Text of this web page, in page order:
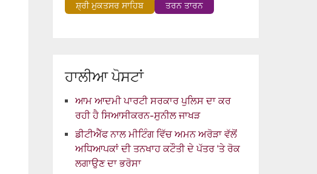
ਸ਼੍ਰੀ ਮੁਕਤਸਰ ਸਾਹਿਬ
ਤਰਨ ਤਾਰਨ
ਹਾਲੀਆ ਪੋਸਟਾਂ
ਆਮ ਆਦਮੀ ਪਾਰਟੀ ਸਰਕਾਰ ਪੁਲਿਸ ਦਾ ਕਰ
ਰਹੀ ਹੈ ਸਿਆਸੀਕਰਨ-ਸੁਨੀਲ ਜਾਖੜ
ਡੀਟੀਐੱਫ ਨਾਲ ਮੀਟਿੰਗ ਵਿੱਚ ਅਮਨ ਅਰੋੜਾ ਵੱਲੋਂ
ਅਧਿਆਪਕਾਂ ਦੀ ਤਨਖਾਹ ਕਟੌਤੀ ਦੇ ਪੱਤਰ ‘ਤੇ ਰੋਕ
ਲਗਾਉਣ ਦਾ ਭਰੋਸਾ